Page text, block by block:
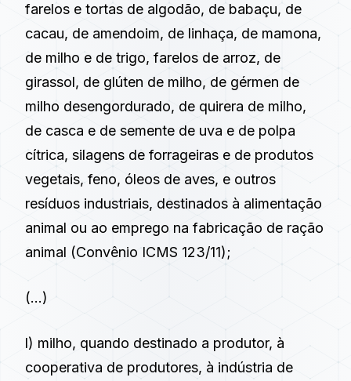
farelos e tortas de algodão, de babaçu, de
cacau, de amendoim, de linhaça, de mamona,
de milho e de trigo, farelos de arroz, de
girassol, de glúten de milho, de gérmen de
milho desengordurado, de quirera de milho,
de casca e de semente de uva e de polpa
cítrica, silagens de forrageiras e de produtos
vegetais, feno, óleos de aves, e outros
resíduos industriais, destinados à alimentação
animal ou ao emprego na fabricação de ração
animal (Convênio ICMS 123/11);
(…)
l) milho, quando destinado a produtor, à
cooperativa de produtores, à indústria de